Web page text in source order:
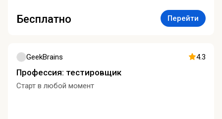
Бесплатно Перейти
GeekBrains 4.3
Профессия: тестировщик
Старт в любой момент